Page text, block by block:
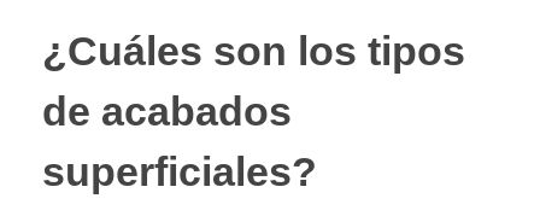
¿Cuáles son los tipos
de acabados
superficiales?